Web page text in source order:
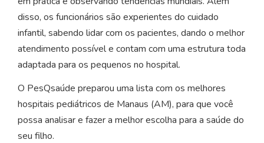
disso, os funcionários são experientes do cuidado
infantil, sabendo lidar com os pacientes, dando o melhor
atendimento possível e contam com uma estrutura toda
adaptada para os pequenos no hospital.
O PesQsaúde preparou uma lista com os melhores
hospitais pediátricos de Manaus (AM), para que você
possa analisar e fazer a melhor escolha para a saúde do
seu filho.